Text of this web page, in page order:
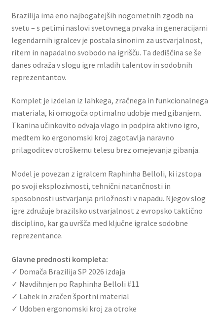
Brazilija ima eno najbogatejših nogometnih zgodb na
svetu – s petimi naslovi svetovnega prvaka in generacijami
legendarnih igralcev je postala sinonim za ustvarjalnost,
ritem in napadalno svobodo na igrišču. Ta dediščina se še
danes odraža v slogu igre mladih talentov in sodobnih
reprezentantov.
Komplet je izdelan iz lahkega, zračnega in funkcionalnega
materiala, ki omogoča optimalno udobje med gibanjem.
Tkanina učinkovito odvaja vlago in podpira aktivno igro,
medtem ko ergonomski kroj zagotavlja naravno
prilagoditev otroškemu telesu brez omejevanja gibanja.
Model je povezan z igralcem Raphinha Belloli, ki izstopa
po svoji eksplozivnosti, tehnični natančnosti in
sposobnosti ustvarjanja priložnosti v napadu. Njegov slog
igre združuje brazilsko ustvarjalnost z evropsko taktično
disciplino, kar ga uvršča med ključne igralce sodobne
reprezentance.
Glavne prednosti kompleta:
✓ Domača Brazilija SP 2026 izdaja
✓ Navdihnjen po Raphinha Belloli #11
✓ Lahek in zračen športni material
✓ Udoben ergonomski kroj za otroke